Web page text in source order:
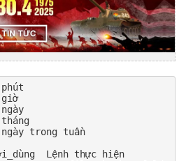
trong tuần
Lệnh thực hiện